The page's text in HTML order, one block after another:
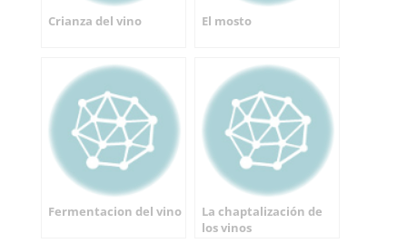
Crianza del vino El mosto
Fermentacion del vino
La chaptalización de
los vinos